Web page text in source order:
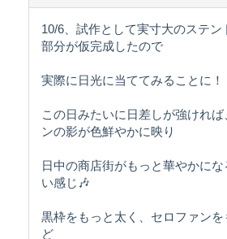
10/6、試作として実寸大のステ
部分が仮完成したので
実際に日光に当ててみることに！
この日みたいに日差しが強けれ
ンの影が色鮮やかに映り
日中の商店街がもっと華やかに
い感じ🎶
黒枠をもっと太く、セロファン
ど